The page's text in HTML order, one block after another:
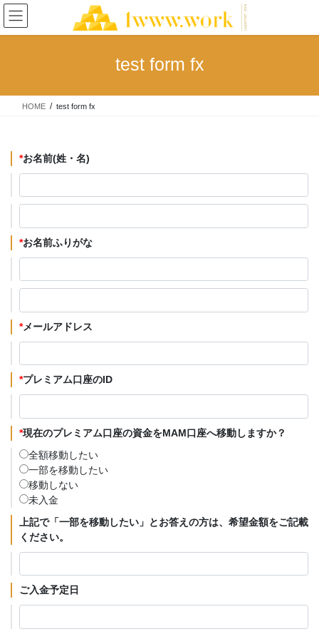
コ
ン
テ
ス
ナ
ビ
ゲ
ン
test form fx
HOME test form fx
*お名前(姓・名)
*お名前ふりがな
*メールアドレス
*プレミアム口座のID
*現在のプレミアム口座の資金をMAM口座へ移動しますか？
全額移動したい
一部を移動したい
移動しない
未入金
上記で「一部を移動したい」とお答えの方は、希望金額をご記載
ください。
ご入金予定日